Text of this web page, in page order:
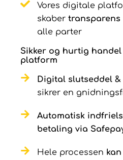
Vores digitale
skaber transparens
alle parter
Sikker og hurtig
platform
Digital slutseddel
sikrer en
Automatisk
betaling via
Hele processen